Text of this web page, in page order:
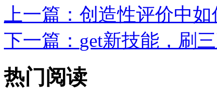
上一篇： 创造性评价中
下一篇： get新技能，刷
热门阅读